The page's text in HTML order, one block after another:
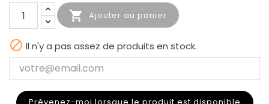
 Ajouter au panier
 Il n'y a pas assez de produits en stock.